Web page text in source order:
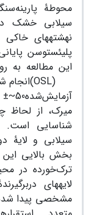
محوطۀ
سیلابی خشک
نهشته‏های
پلیئستوسن
این مطالعه به
(OSL)
آزمایش‌شده~50
±
میرک، از لحاظ
شناسایی است.
سیلابی و لایۀ
بخش بالایی این
ترک‌خورده در
لایه‏های
مشخصی پیدا شده